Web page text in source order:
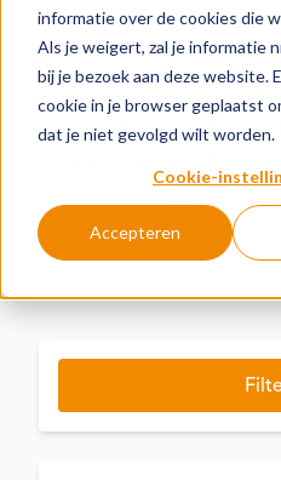
informatie over de cookies die
Als je weigert, zal je informatie
bij je bezoek aan deze website.
cookie in je browser geplaatst
dat je niet gevolgd wilt worden.
Cookie-
Accepteren
Financiering
Nieuws
In de regio
Over organisatie
Contact
Smart Industry
kennis en ervaring op het
Ze zijn betrokken bij
maakindustrie en dragen
van de actieagenda